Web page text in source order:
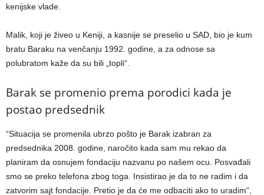
kenijske vlade.
Malik, koji je živeo u Keniji, a kasnije se preselio u SAD, bio je kum
bratu Baraku na venčanju 1992. godine, a za odnose sa
polubratom kaže da su bili „topli“.
Barak se promenio prema porodici kada je
postao predsednik
“Situacija se promenila ubrzo pošto je Barak izabran za
predsednika 2008. godine, naročito kada sam mu rekao da
planiram da osnujem fondaciju nazvanu po našem ocu. Posvađali
smo se preko telefona zbog toga. Insistirao je da to ne radim i da
zatvorim sajt fondacije. Pretio je da će me odbaciti ako to uradim“,